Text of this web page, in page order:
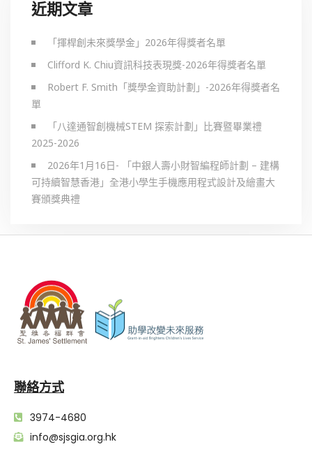
近期文章
「揮桿創未來獎學金」2026年得獎者名單
Clifford K. Chiu資訊科技表現獎-2026年得獎者名單
Robert F. Smith「獎學金資助計劃」-2026年得獎者名
單
「八達通智創機械STEM 探索計劃」比賽暨畢業禮
2025-2026
2026年1月16日- 「中銀人壽小財智編程師計劃 – 建構
可持續智慧香港」全港小學生手機應用程式設計及繪畫大
賽頒獎典禮
聯絡方式
3974-4680
info@sjsgia.org.hk